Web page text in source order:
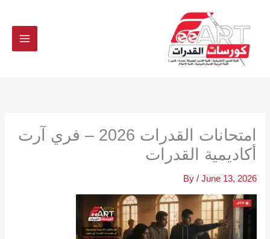
امتحانات القدرات 2026 – فري آرت
أكاديمية القدرات
By / June 13, 2026